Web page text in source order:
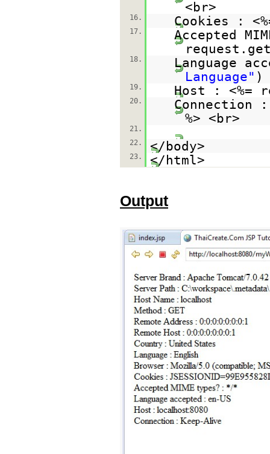
<br>
16. Cookies :
17.
Accepted
18.
Language
Language" )
19. Host : <%=
20.
Connection
%> <br>
21.
22.
</body>
23. </html>
Output